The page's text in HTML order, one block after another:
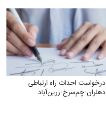
درخواست احداث راه ارتباطی
دهلران-چم‌سرخ-زرین‌آباد